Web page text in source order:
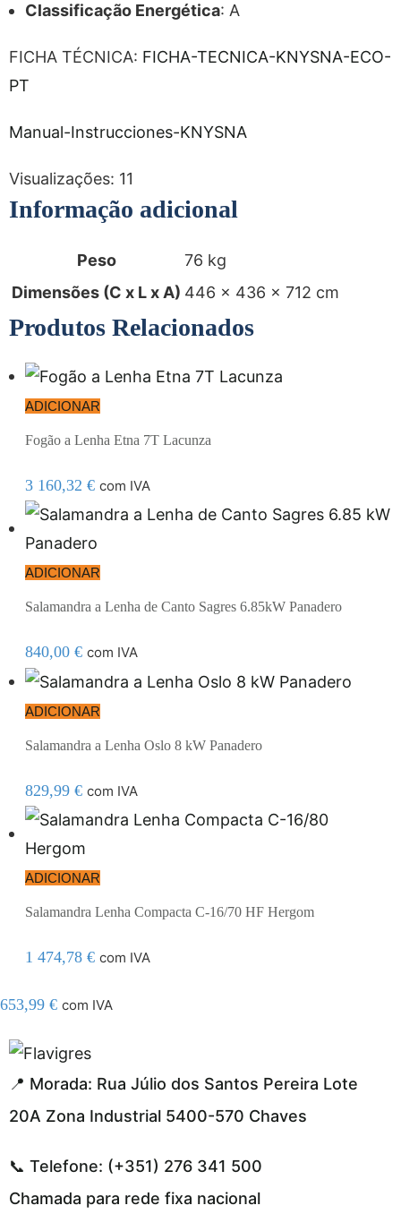
Classificação Energética: A
FICHA TÉCNICA: FICHA-TECNICA-KNYSNA-ECO-
PT
Manual-Instrucciones-KNYSNA
Visualizações: 11
Informação adicional
Peso
76 kg
Dimensões (C x L x A) 446 × 436 × 712 cm
Produtos Relacionados
ADICIONAR
Fogão a Lenha Etna 7T Lacunza
3 160,32 € com IVA
ADICIONAR
Salamandra a Lenha de Canto Sagres 6.85kW Panadero
840,00 € com IVA
ADICIONAR
Salamandra a Lenha Oslo 8 kW Panadero
829,99 € com IVA
ADICIONAR
Salamandra Lenha Compacta C-16/70 HF Hergom
1 474,78 € com IVA
653,99 € com IVA
resmi adresi
📍 Morada: Rua Júlio dos Santos Pereira Lote
20A Zona Industrial 5400-570 Chaves
📞 Telefone: (+351) 276 341 500
Chamada para rede fixa nacional